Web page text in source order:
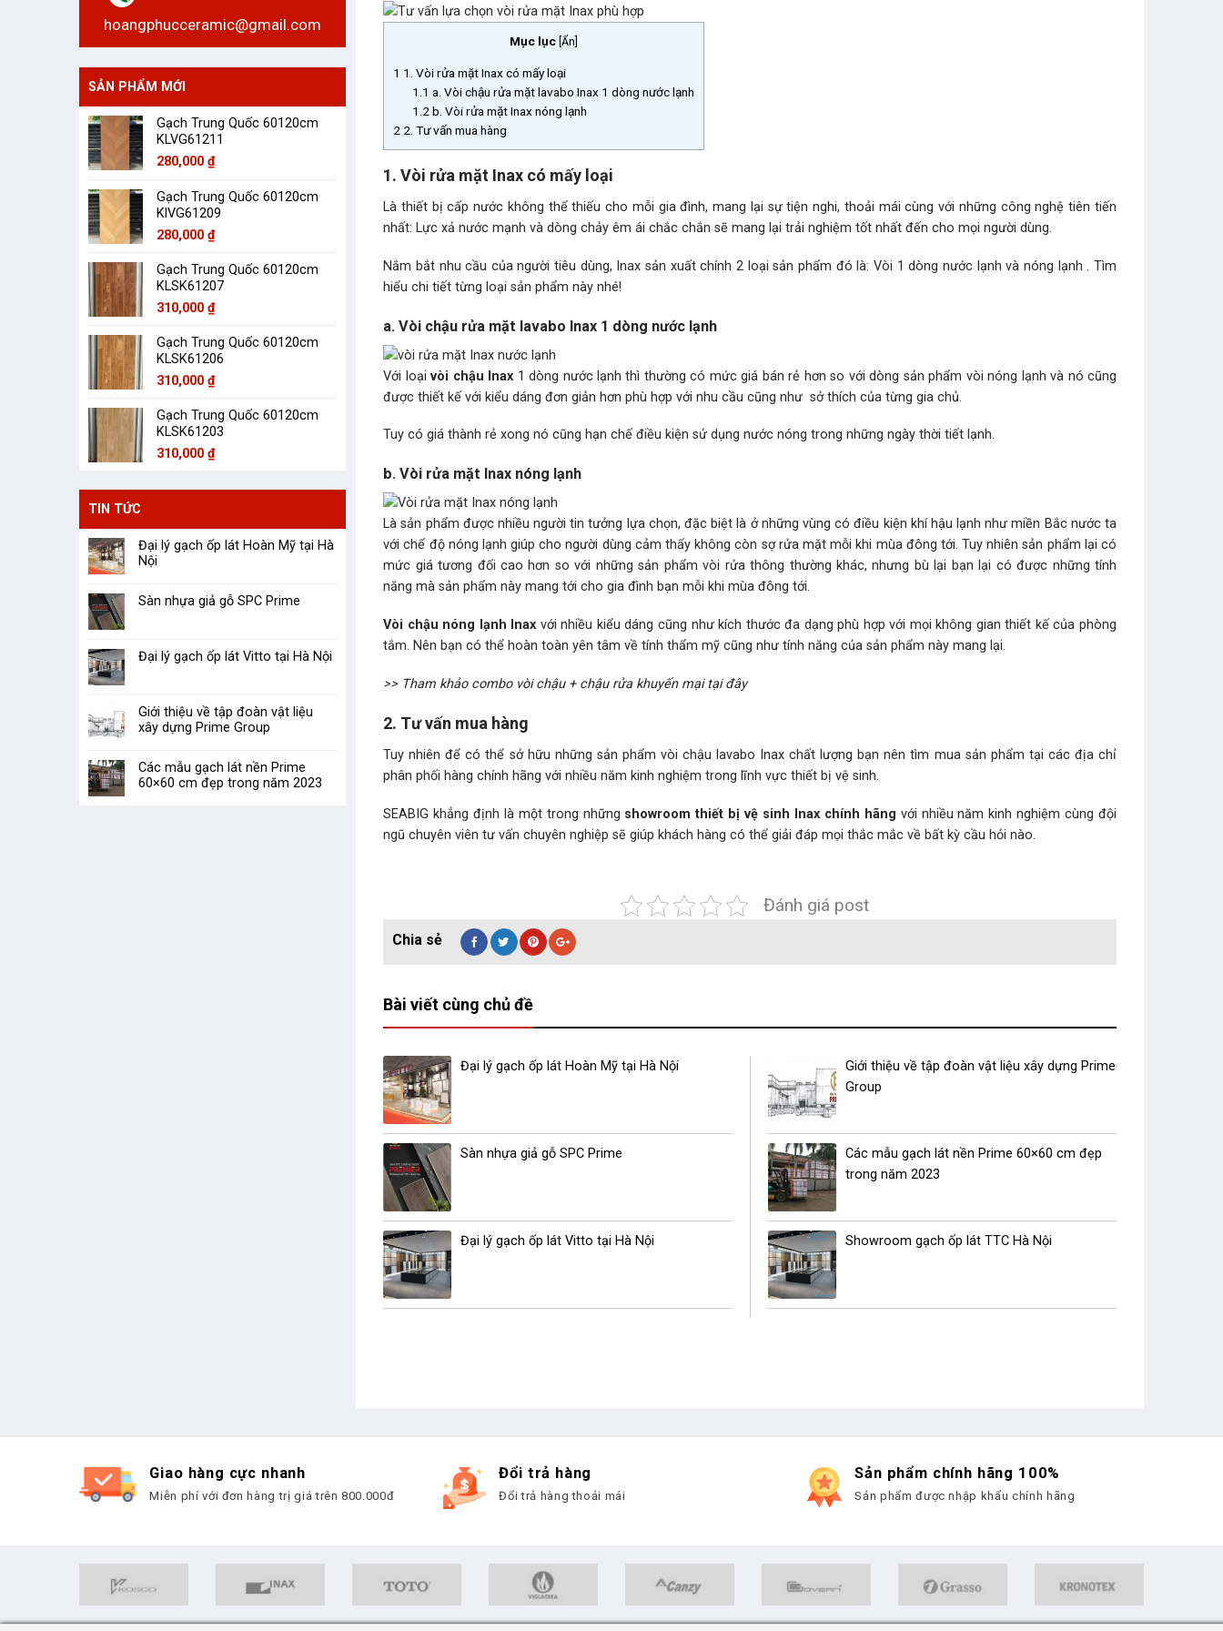
hoangphucceramic@gmail.com
SẢN PHẨM MỚI
Gạch Trung Quốc 60120cm
KLVG61211
280,000 ₫
Gạch Trung Quốc 60120cm
KlVG61209
280,000 ₫
Gạch Trung Quốc 60120cm
KLSK61207
310,000 ₫
Gạch Trung Quốc 60120cm
KLSK61206
310,000 ₫
Gạch Trung Quốc 60120cm
KLSK61203
310,000 ₫
TIN TỨC
Đại lý gạch ốp lát Hoàn Mỹ tại Hà
Nội
Sàn nhựa giả gỗ SPC Prime
Đại lý gạch ốp lát Vitto tại Hà Nội
Giới thiệu về tập đoàn vật liệu
xây dựng Prime Group
Các mẫu gạch lát nền Prime
60×60 cm đẹp trong năm 2023
Mục lục [Ẩn
1 1. Vòi rửa mặt Inax có mấy loại
1.1 a. Vòi chậu rửa mặt lavabo Inax 1 dòng nước lạnh
1.2 b. Vòi rửa mặt Inax nóng lạnh
2 2. Tư vấn mua hàng
1. Vòi rửa mặt Inax có mấy loại
Là thiết bị cấp nước không thể thiếu cho mỗi gia đình, mang lại sự tiện nghi, thoải mái cùng với những công nghệ tiên tiến
nhất: Lực xả nước mạnh và dòng chảy êm ái chắc chắn sẽ mang lại trải nghiệm tốt nhất đến cho mọi người dùng.
Nắm bắt nhu cầu của người tiêu dùng, Inax sản xuất chính 2 loại sản phẩm đó là: Vòi 1 dòng nước lạnh và nóng lạnh . Tìm
hiểu chi tiết từng loại sản phẩm này nhé!
a. Vòi chậu rửa mặt lavabo Inax 1 dòng nước lạnh
Với loạivòi chậu Inax 1 dòng nước lạnh thì thường có mức giá bán rẻ hơn so với dòng sản phẩm vòi nóng lạnh và nó cũng
được thiết kế với kiểu dáng đơn giản hơn phù hợp với nhu cầu cũng như sở thích của từng gia chủ.
Tuy có giá thành rẻ xong nó cũng hạn chế điều kiện sử dụng nước nóng trong những ngày thời tiết lạnh.
b. Vòi rửa mặt Inax nóng lạnh
Là sản phẩm được nhiều người tin tưởng lựa chọn, đặc biệt là ở những vùng có điều kiện khí hậu lạnh như miền Bắc nước ta
với chế độ nóng lạnh giúp cho người dùng cảm thấy không còn sợ rửa mặt mỗi khi mùa đông tới. Tuy nhiên sản phẩm lại có
mức giá tương đối cao hơn so với những sản phẩm vòi rửa thông thường khác, nhưng bù lại bạn lại có được những tính
năng mà sản phẩm này mang tới cho gia đình bạn mỗi khi mùa đông tới.
Vòi chậu nóng lạnh Inax với nhiều kiểu dáng cũng như kích thước đa dạng phù hợp với mọi không gian thiết kế của phòng
tắm. Nên bạn có thể hoàn toàn yên tâm về tính thẩm mỹ cũng như tính năng của sản phẩm này mang lại.
>> Tham khảo combo vòi chậu + chậu rửa khuyến mại tại đây
2. Tư vấn mua hàng
Tuy nhiên để có thể sở hữu những sản phẩm vòi chậu lavabo Inax chất lượng bạn nên tìm mua sản phẩm tại các địa chỉ
phân phối hàng chính hãng với nhiều năm kinh nghiệm trong lĩnh vực thiết bị vệ sinh.
SEABIG khẳng định là một trong những showroom thiết bị vệ sinh Inax chính hãng với nhiều năm kinh nghiệm cùng đội
ngũ chuyên viên tư vấn chuyên nghiệp sẽ giúp khách hàng có thể giải đáp mọi thắc mắc về bất kỳ cầu hỏi nào.
Đánh giá post
Bài viết cùng chủ đề
Đại lý gạch ốp lát Hoàn Mỹ tại Hà Nội
Sàn nhựa giả gỗ SPC Prime
Đại lý gạch ốp lát Vitto tại Hà Nội
Giới thiệu về tập đoàn vật liệu xây dựng Prime
Group
Các mẫu gạch lát nền Prime 60×60 cm đẹp
trong năm 2023
Showroom gạch ốp lát TTC Hà Nội
Giao hàng cực nhanh
Miễn phí với đơn hàng trị giá trên 800.000đ
Đổi trả hàng
Đổi trả hàng thoải mái
Sản phẩm chính hãng 100%
Sản phẩm được nhập khẩu chính hãng